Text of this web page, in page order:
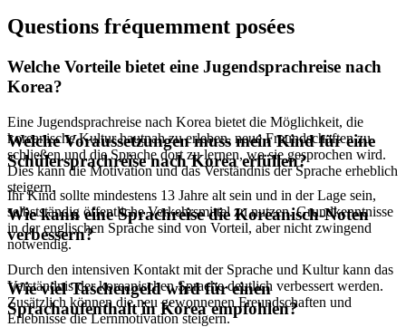
Questions fréquemment posées
Welche Vorteile bietet eine Jugendsprachreise nach
Korea?
Eine Jugendsprachreise nach Korea bietet die Möglichkeit, die
koreanische Kultur hautnah zu erleben, neue Freundschaften zu
schließen und die Sprache dort zu lernen, wo sie gesprochen wird.
Dies kann die Motivation und das Verständnis der Sprache erheblich
steigern.
Welche Voraussetzungen muss mein Kind für eine
Schülersprachreise nach Korea erfüllen?
Ihr Kind sollte mindestens 13 Jahre alt sein und in der Lage sein,
selbstständig öffentliche Verkehrsmittel zu nutzen. Grundkenntnisse
in der englischen Sprache sind von Vorteil, aber nicht zwingend
notwendig.
Wie kann eine Sprachreise die Koreanisch-Noten
verbessern?
Durch den intensiven Kontakt mit der Sprache und Kultur kann das
Verständnis der koreanischen Sprache deutlich verbessert werden.
Zusätzlich können die neu gewonnenen Freundschaften und
Erlebnisse die Lernmotivation steigern.
Wie viel Taschengeld wird für einen
Sprachaufenthalt in Korea empfohlen?